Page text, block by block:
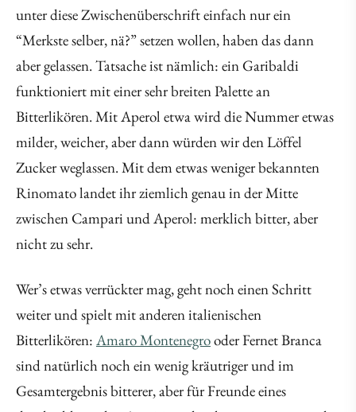
unter diese Zwischenüberschrift einfach nur ein
“Merkste selber, nä?” setzen wollen, haben das dann
aber gelassen. Tatsache ist nämlich: ein Garibaldi
funktioniert mit einer sehr breiten Palette an
Bitterlikören. Mit Aperol etwa wird die Nummer etwas
milder, weicher, aber dann würden wir den Löffel
Zucker weglassen. Mit dem etwas weniger bekannten
Rinomato landet ihr ziemlich genau in der Mitte
zwischen Campari und Aperol: merklich bitter, aber
nicht zu sehr.
Wer’s etwas verrückter mag, geht noch einen Schritt
weiter und spielt mit anderen italienischen
Bitterlikören: Amaro Montenegrooder Fernet Branca
sind natürlich noch ein wenig kräutriger und im
Gesamtergebnis bitterer, aber für Freunde eines